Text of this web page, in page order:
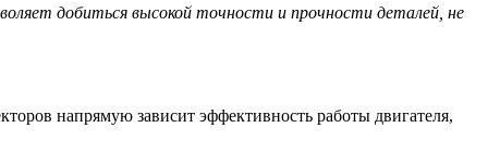
добиться высокой точности и прочности деталей, не
напрямую зависит эффективность работы двигателя,